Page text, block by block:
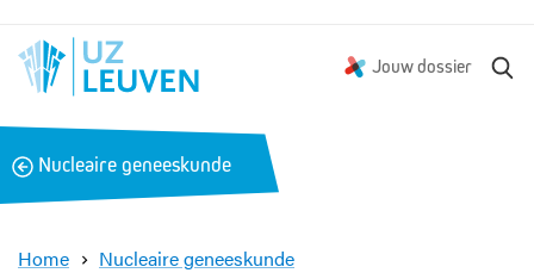
Jouw dossier
B
k
Nucleaire geneeskunde
Home Nucleaire geneeskunde